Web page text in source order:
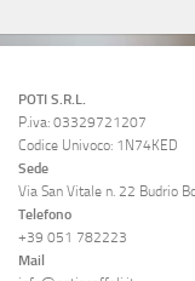
POTI S.R.L.
P.iva: 03329721207
Codice Univoco: 1N74KED
Sede
Via San Vitale n. 22 Budrio
Telefono
+39 051 782223
Mail